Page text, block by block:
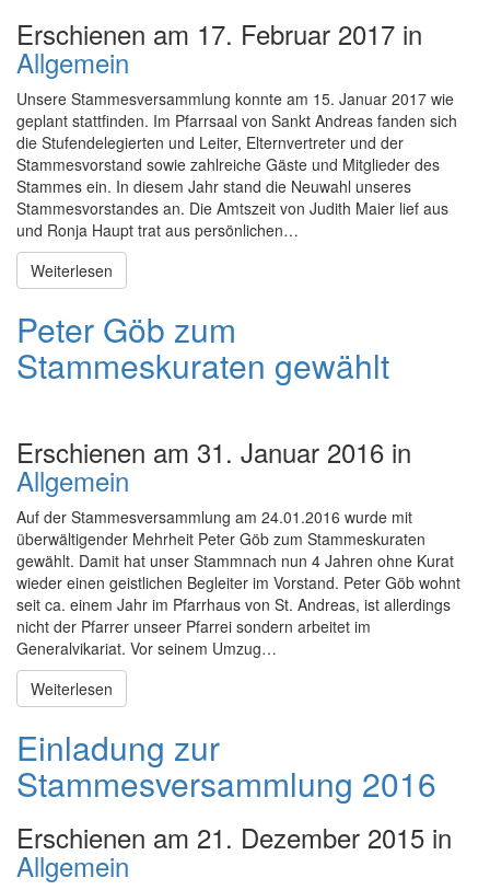
Erschienen am 17. Februar 2017 in
Allgemein
Unsere Stammesversammlung konnte am 15. Januar 2017 wie
geplant stattfinden. Im Pfarrsaal von Sankt Andreas fanden sich
die Stufendelegierten und Leiter, Elternvertreter und der
Stammesvorstand sowie zahlreiche Gäste und Mitglieder des
Stammes ein. In diesem Jahr stand die Neuwahl unseres
Stammesvorstandes an. Die Amtszeit von Judith Maier lief aus
und Ronja Haupt trat aus persönlichen…
Weiterlesen
Peter Göb zum
Stammeskuraten gewählt
Erschienen am 31. Januar 2016 in
Allgemein
Auf der Stammesversammlung am 24.01.2016 wurde mit
überwältigender Mehrheit Peter Göb zum Stammeskuraten
gewählt. Damit hat unser Stammnach nun 4 Jahren ohne Kurat
wieder einen geistlichen Begleiter im Vorstand. Peter Göb wohnt
seit ca. einem Jahr im Pfarrhaus von St. Andreas, ist allerdings
nicht der Pfarrer unseer Pfarrei sondern arbeitet im
Generalvikariat. Vor seinem Umzug…
Weiterlesen
Einladung zur
Stammesversammlung 2016
Erschienen am 21. Dezember 2015 in
Allgemein